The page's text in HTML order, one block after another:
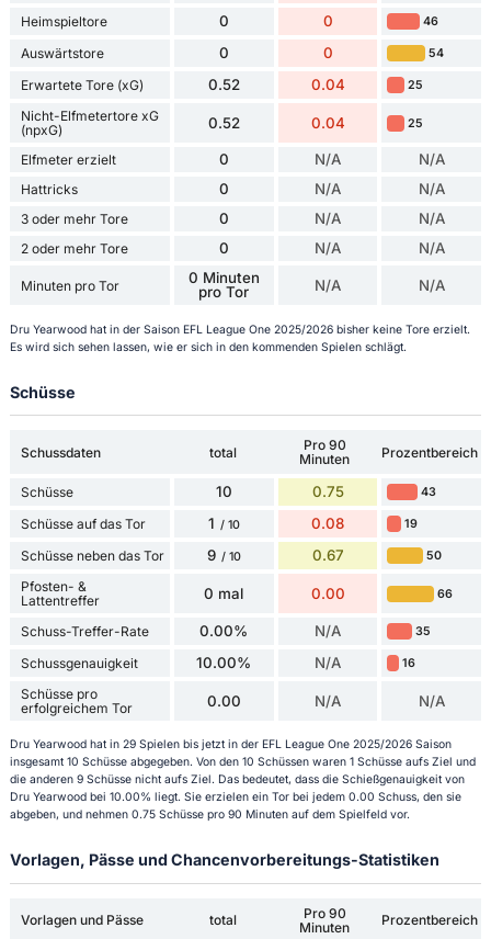
Heimspieltore 0 0 46
Auswärtstore 0 0 54
Erwartete Tore (xG) 0.52 0.04 25
Nicht-Elfmetertore xG
(npxG)
0.52 0.04 25
Elfmeter erzielt 0 N/A N/A
Hattricks 0 N/A N/A
3 oder mehr Tore 0 N/A N/A
2 oder mehr Tore 0 N/A N/A
Minuten pro Tor
0 Minuten
pro Tor
N/A N/A
Dru Yearwood hat in der Saison EFL League One 2025/2026 bisher keine Tore erzielt.
Es wird sich sehen lassen, wie er sich in den kommenden Spielen schlägt.
Schüsse
Schussdaten total
Pro 90
Minuten
Prozentbereich
Schüsse 10 0.75 43
Schüsse auf das Tor 1 / 10 0.08 19
Schüsse neben das Tor 9 / 10 0.67 50
Pfosten- &
Lattentreffer
0 mal 0.00 66
Schuss-Treffer-Rate 0.00% N/A 35
Schussgenauigkeit 10.00% N/A 16
Schüsse pro
erfolgreichem Tor
0.00 N/A N/A
Dru Yearwood hat in 29 Spielen bis jetzt in der EFL League One 2025/2026 Saison
insgesamt 10 Schüsse abgegeben. Von den 10 Schüssen waren 1 Schüsse aufs Ziel und
die anderen 9 Schüsse nicht aufs Ziel. Das bedeutet, dass die Schießgenauigkeit von
Dru Yearwood bei 10.00% liegt. Sie erzielen ein Tor bei jedem 0.00 Schuss, den sie
abgeben, und nehmen 0.75 Schüsse pro 90 Minuten auf dem Spielfeld vor.
Vorlagen, Pässe und Chancenvorbereitungs-Statistiken
Vorlagen und Pässe total
Pro 90
Minuten
Prozentbereich